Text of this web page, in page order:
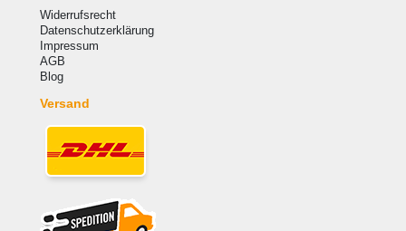
Widerrufsrecht
Datenschutzerklärung
Impressum
AGB
Blog
Versand